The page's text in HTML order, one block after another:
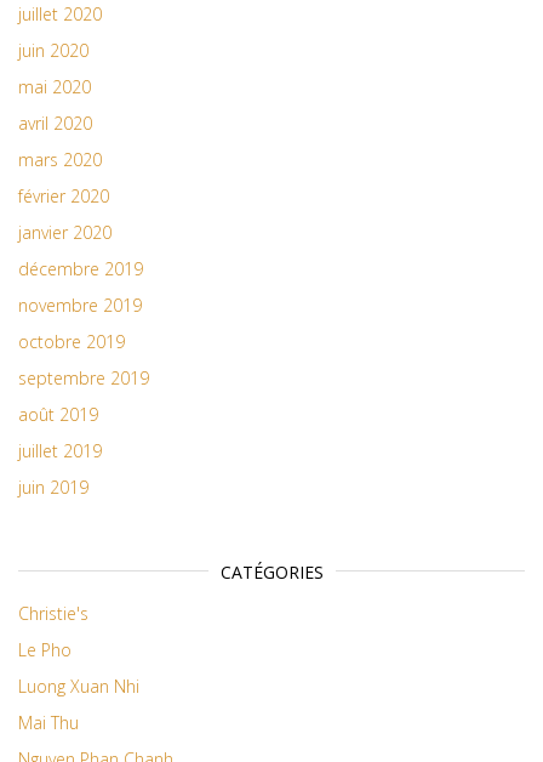
juillet 2020
juin 2020
mai 2020
avril 2020
mars 2020
février 2020
janvier 2020
décembre 2019
novembre 2019
octobre 2019
septembre 2019
août 2019
juillet 2019
juin 2019
CATÉGORIES
Christie's
Le Pho
Luong Xuan Nhi
Mai Thu